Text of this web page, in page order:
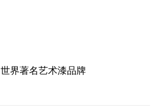
醛托斯卡纳晶石艺术漆耐用性如
世界著名艺术漆品牌